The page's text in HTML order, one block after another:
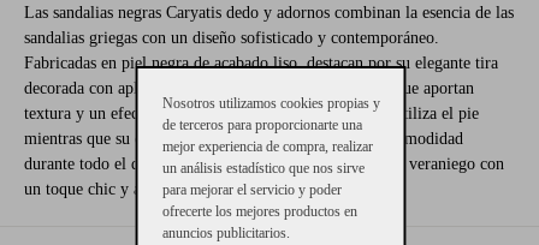
Las sandalias negras Caryatis dedo y adornos combinan la esencia de las
sandalias griegas con un diseño sofisticado y contemporáneo.
Fabricadas en piel negra de acabado liso, destacan por su elegante tira
decorada con aplicaciones de cuentas negras brillantes que aportan
textura y un efecto joya exclusivo. El diseño de dedo estiliza el pie
mientras que su construcción plana y ligera garantiza comodidad
durante todo el día. Perfectas para elevar cualquier look veraniego con
un toque chic y artesanal.
Nosotros utilizamos cookies propias y
de terceros para proporcionarte una
mejor experiencia de compra, realizar
un análisis estadístico que nos sirve
para mejorar el servicio y poder
ofrecerte los mejores productos en
anuncios publicitarios.